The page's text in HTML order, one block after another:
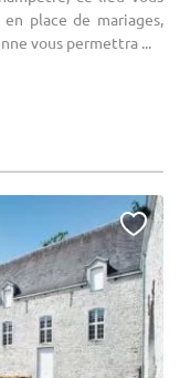
place de mariages,
vous permettra ...